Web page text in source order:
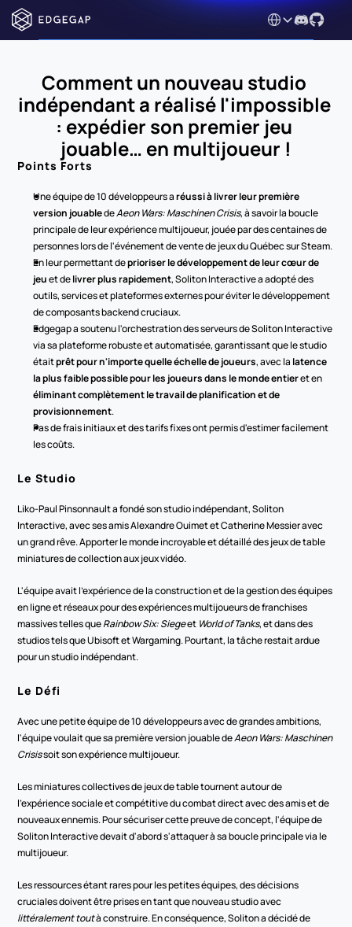
Select Language
Comment un nouveau studio
indépendant a réalisé l'impossible
: expédier son premier jeu
jouable… en multijoueur !
Points Forts
Une équipe de 10 développeurs a réussi à livrer leur première
version jouable de Aeon Wars: Maschinen Crisis, à savoir la boucle
principale de leur expérience multijoueur, jouée par des centaines de
personnes lors de l'événement de vente de jeux du Québec sur Steam.
En leur permettant de prioriser le développement de leur cœur de
jeu et de livrer plus rapidement, Soliton Interactive a adopté des
outils, services et plateformes externes pour éviter le développement
de composants backend cruciaux.
Edgegap a soutenu l'orchestration des serveurs de Soliton Interactive
via sa plateforme robuste et automatisée, garantissant que le studio
était prêt pour n'importe quelle échelle de joueurs, avec la latence
la plus faible possible pour les joueurs dans le monde entier
éliminant complètement le travail de planification et de
provisionnement.
Pas de frais initiaux et des tarifs fixes ont permis d'estimer facilement
les coûts.
Le Studio
Liko-Paul Pinsonnault a fondé son studio indépendant, Soliton
Interactive, avec ses amis Alexandre Ouimet et Catherine Messier avec
un grand rêve. Apporter le monde incroyable et détaillé des jeux de table
miniatures de collection aux jeux vidéo.
L'équipe avait l'expérience de la construction et de la gestion des équipes
en ligne et réseaux pour des expériences multijoueurs de franchises
massives telles que Rainbow Six: Siege et World of Tanks, et dans des
studios tels que Ubisoft et Wargaming. Pourtant, la tâche restait ardue
pour un studio indépendant.
Le Défi
Avec une petite équipe de 10 développeurs avec de grandes ambitions,
l'équipe voulait que sa première version jouable de Aeon Wars: Maschinen
Crisis soit son expérience multijoueur.
Les miniatures collectives de jeux de table tournent autour de
l'expérience sociale et compétitive du combat direct avec des amis et de
nouveaux ennemis. Pour sécuriser cette preuve de concept, l'équipe de
Soliton Interactive devait d'abord s'attaquer à sa boucle principale via le
multijoueur.
Les ressources étant rares pour les petites équipes, des décisions
littéralement tout à construire. En conséquence, Soliton a décidé de